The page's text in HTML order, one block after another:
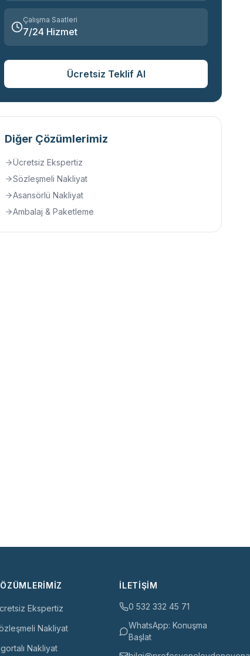
Çalışma Saatleri
7/24 Hizmet
Ücretsiz Teklif Al
Diğer Çözümlerimiz
Ücretsiz Ekspertiz
Sözleşmeli Nakliyat
Asansörlü Nakliyat
Ambalaj & Paketleme
Ekspertiz
Nakliyat
Nakliyat
İLETIŞIM
0 532 332 45 71
WhatsApp: Konuşma
Başlat